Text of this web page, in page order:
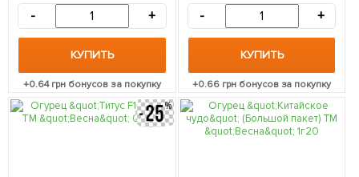
- +
КУПИТЬ
+0.64грн бонусов за покупку
- +
КУПИТЬ
+0.66грн бонусов за покупку